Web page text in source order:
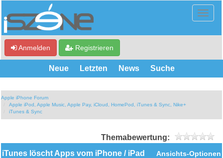
Anmelden Registrieren
Neue Letzten News Suche
Apple iPhone Forum
Apple iPod, Apple Music, Apple Pay, iCloud, HomePod, iTunes & Sync, Nike+
iTunes & Sync
Themabewertung:
Ansichts-Optionen
iTunes löscht Apps vom iPhone / iPad